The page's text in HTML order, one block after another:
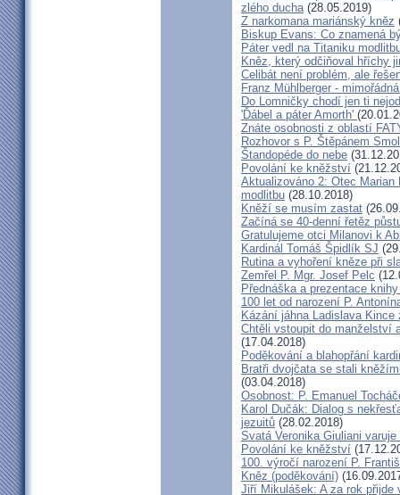
zlého ducha(28.05.2019)
Z narkomana mariánský kněz
Biskup Evans: Co znamená
Páter vedl na Titaniku
Kněz, který odčiňoval hříchy
Celibát není problém, ale
Franz Mühlberger -
Do Lomničky chodí jen ti
'Ďábel a páter Amorth'
Znáte osobnosti z oblastí
Rozhovor s P. Štěpánem
Štandopéde do nebe
Povolání ke kněžství
Aktualizováno 2: Otec
modlitbu (28.10.2018)
Kněží se musím zastat
Začíná se 40-denní řetěz
Gratulujeme otci Milanovi k
Kardinál Tomáš Špidlík SJ
Rutina a vyhoření kněze při
Zemřel P. Mgr. Josef Pelc
Přednáška a prezentace
100 let od narození P.
Kázání jáhna Ladislava
Chtěli vstoupit do manželství
(17.04.2018)
Poděkování a blahopřání
Bratři dvojčata se stali
(03.04.2018)
Osobnost: P. Emanuel
Karol Dučák: Dialog s
jezuitů (28.02.2018)
Svatá Veronika Giuliani
Povolání ke kněžství
100. výročí narození P.
Kněz (poděkování)
Jiří Mikulášek: A za rok